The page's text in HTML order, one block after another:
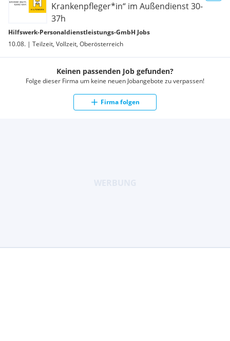
Krankenpfleger*in“ im Außendienst 30-
37h
Hilfswerk-Personaldienstleistungs-GmbH Jobs
10.08. | Teilzeit, Vollzeit, Oberösterreich
Keinen passenden Job gefunden?
Folge dieser Firma um keine neuen Jobangebote zu verpassen!
Firma folgen